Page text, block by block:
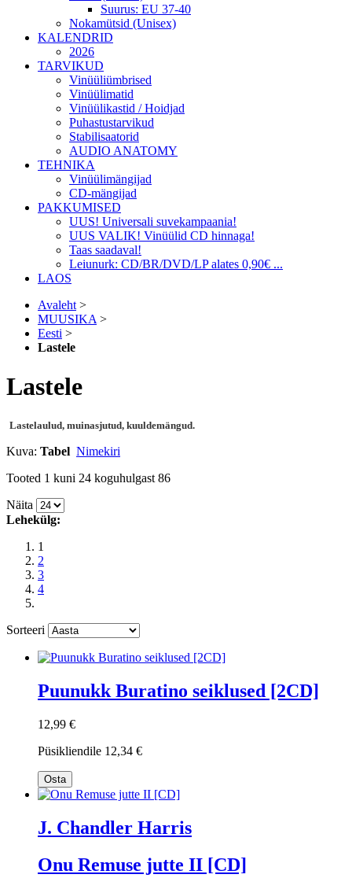
Suurus: EU 37-40
Nokamütsid (Unisex)
KALENDRID
2026
TARVIKUD
Vinüüliümbrised
Vinüülimatid
Vinüülikastid / Hoidjad
Puhastustarvikud
Stabilisaatorid
AUDIO ANATOMY
TEHNIKA
Vinüülimängijad
CD-mängijad
PAKKUMISED
UUS! Universali suvekampaania!
UUS VALIK! Vinüülid CD hinnaga!
Taas saadaval!
Leiunurk: CD/BR/DVD/LP alates 0,90€ ...
LAOS
Avaleht >
MUUSIKA >
Eesti >
Lastele
Lastele
Lastelaulud, muinasjutud, kuuldemängud.
Kuva: Tabel Nimekiri
Tooted 1 kuni 24 koguhulgast 86
Näita
Lehekülg:
1
2
3
4
Sorteeri
Puunukk Buratino seiklused [2CD]
12,99 €
Püsikliendile 12,34 €
Osta
J. Chandler Harris
Onu Remuse jutte II [CD]